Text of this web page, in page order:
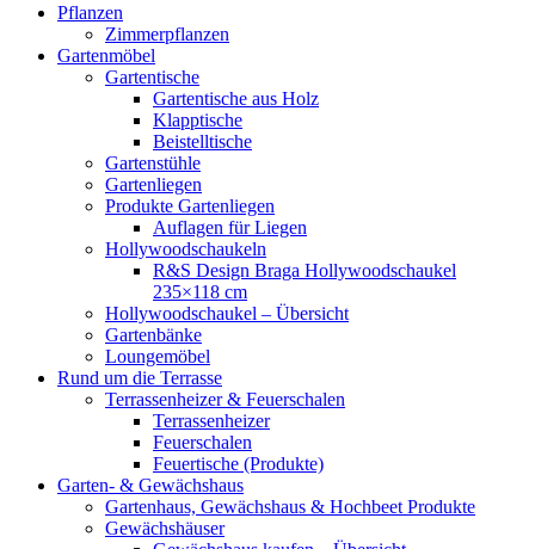
Pflanzen
Zimmerpflanzen
Gartenmöbel
Gartentische
Gartentische aus Holz
Klapptische
Beistelltische
Gartenstühle
Gartenliegen
Produkte Gartenliegen
Auflagen für Liegen
Hollywoodschaukeln
R&S Design Braga Hollywoodschaukel
235×118 cm
Hollywoodschaukel – Übersicht
Gartenbänke
Loungemöbel
Rund um die Terrasse
Terrassenheizer & Feuerschalen
Terrassenheizer
Feuerschalen
Feuertische (Produkte)
Garten- & Gewächshaus
Gartenhaus, Gewächshaus & Hochbeet Produkte
Gewächshäuser